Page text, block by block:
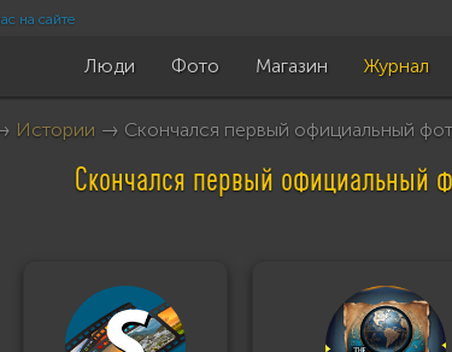
на сайте
Люди Фото Магазин Журнал
Истории → Скончался первый официальный
Скончался первый официальный